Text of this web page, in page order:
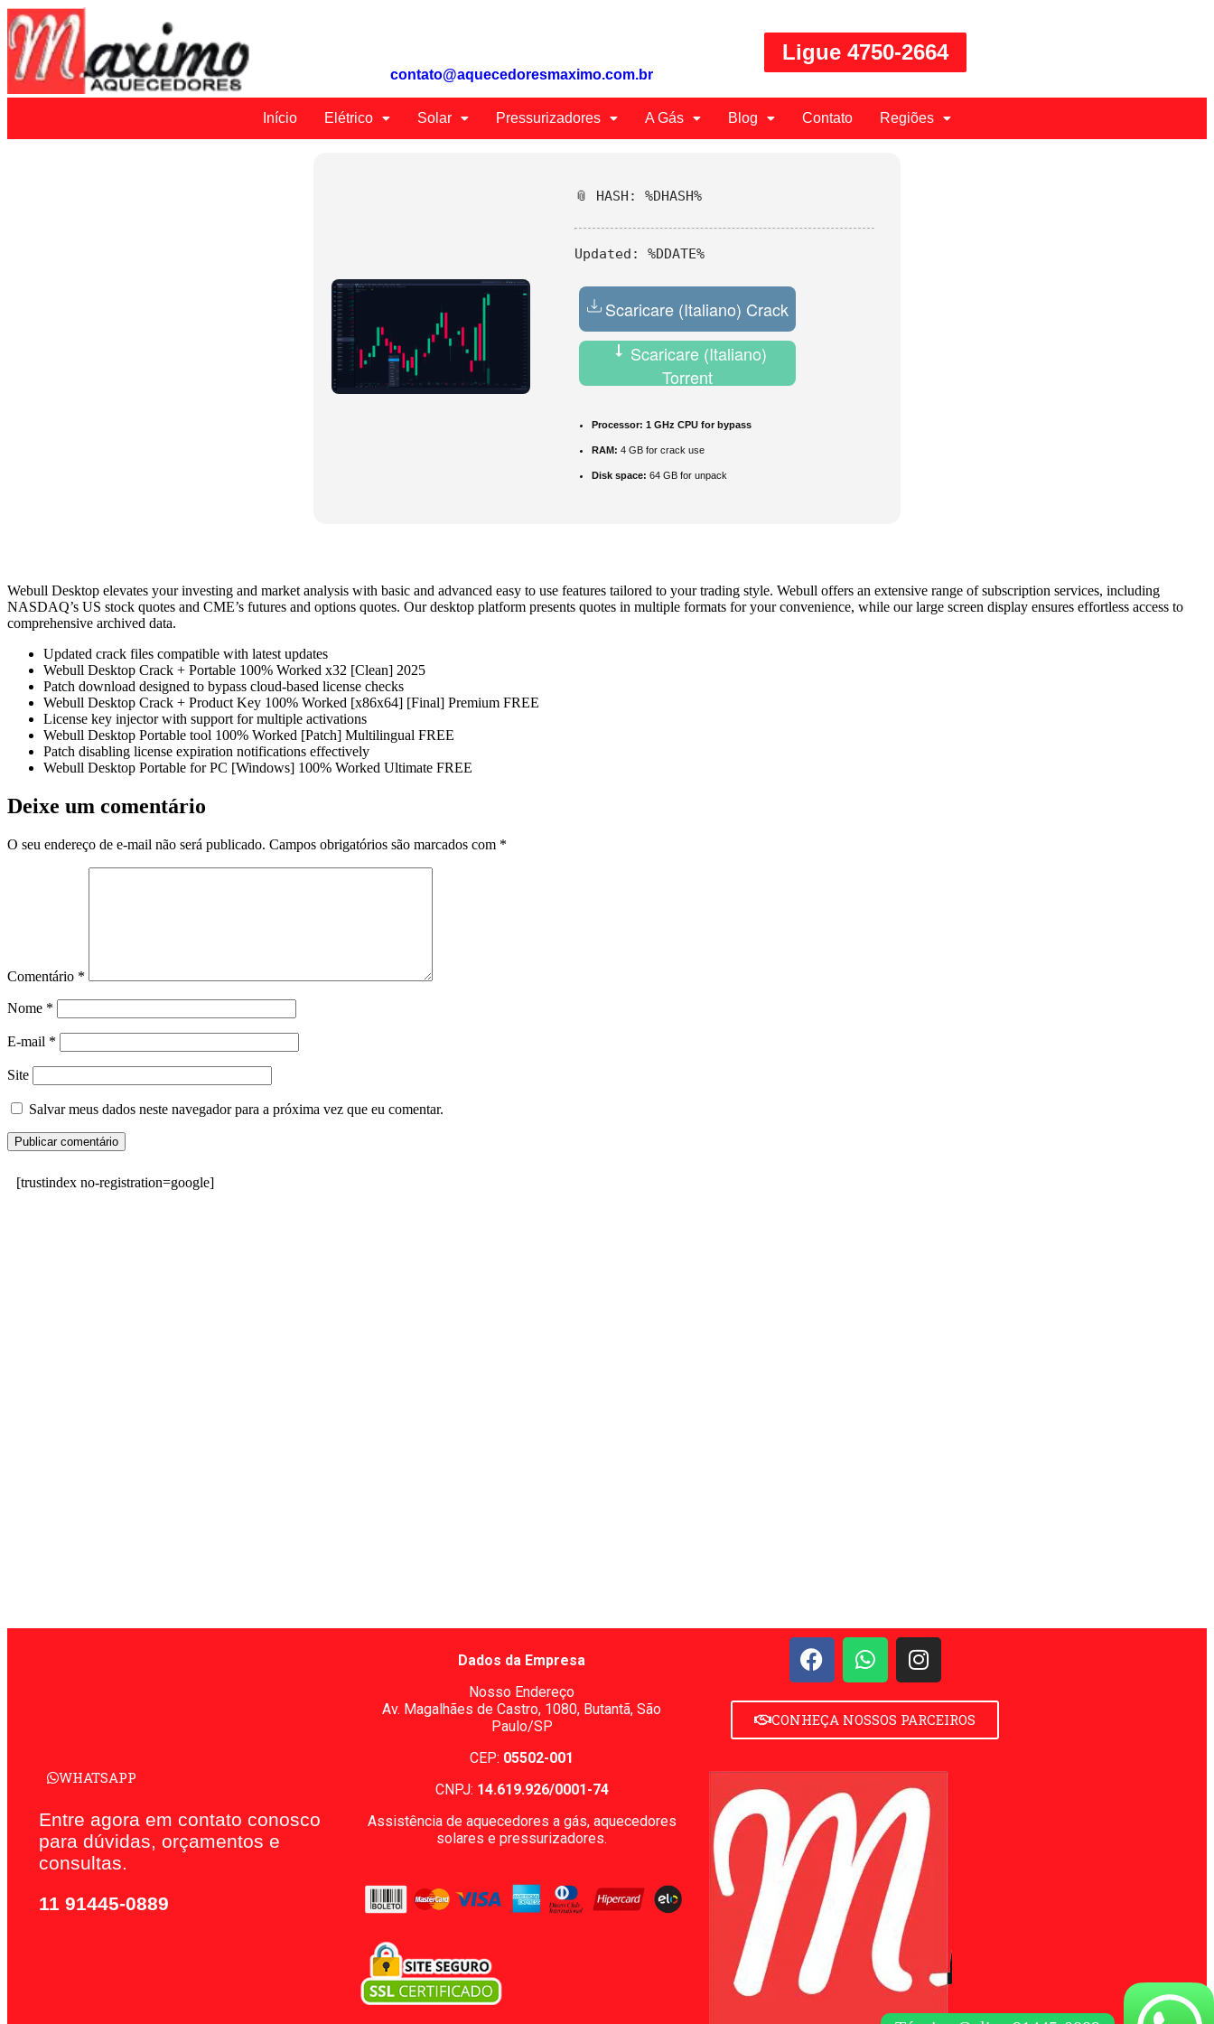
contato@aquecedoresmaximo.com.br
Ligue 4750-2664
Início Elétrico Solar Pressurizadores A Gás Blog Contato Regiões
📎 HASH: %DHASH%
Updated: %DDATE%
Scaricare (Italiano) Crack
Scaricare (Italiano)
Torrent
Processor: 1 GHz CPU for bypass
RAM: 4 GB for crack use
Disk space: 64 GB for unpack
Webull Desktop elevates your investing and market analysis with basic and advanced easy to use features tailored to your trading style. Webull offers an extensive range of subscription services, including
NASDAQ’s US stock quotes and CME’s futures and options quotes. Our desktop platform presents quotes in multiple formats for your convenience, while our large screen display ensures effortless access to
comprehensive archived data.
Updated crack files compatible with latest updates
Webull Desktop Crack + Portable 100% Worked x32 [Clean] 2025
Patch download designed to bypass cloud-based license checks
Webull Desktop Crack + Product Key 100% Worked [x86x64] [Final] Premium FREE
License key injector with support for multiple activations
Webull Desktop Portable tool 100% Worked [Patch] Multilingual FREE
Patch disabling license expiration notifications effectively
Webull Desktop Portable for PC [Windows] 100% Worked Ultimate FREE
Deixe um comentário
O seu endereço de e-mail não será publicado. Campos obrigatórios são marcados com *
Comentário *
Nome *
E-mail *
Site
Salvar meus dados neste navegador para a próxima vez que eu comentar.
[trustindex no-registration=google]
WHATSAPP
Entre agora em contato conosco
para dúvidas, orçamentos e
consultas.
11 91445-0889
Dados da Empresa
Nosso Endereço
Av. Magalhães de Castro, 1080, Butantã, São
Paulo/SP
CEP: 05502-001
CNPJ: 14.619.926/0001-74
Assistência de aquecedores a gás, aquecedores
solares e pressurizadores.
CONHEÇA NOSSOS PARCEIROS